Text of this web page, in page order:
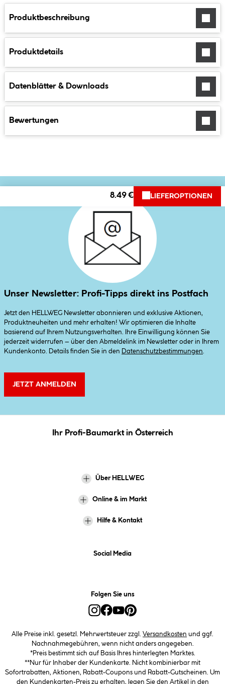
Produktbeschreibung
Produktdetails
Datenblätter & Downloads
Bewertungen
8.49 € LIEFEROPTIONEN
Unser Newsletter: Profi-Tipps direkt ins Postfach
Jetzt den HELLWEG Newsletter abonnieren und exklusive Aktionen,
Produktneuheiten und mehr erhalten! Wir optimieren die Inhalte
basierend auf Ihrem Nutzungsverhalten. Ihre Einwilligung können Sie
jederzeit widerrufen – über den Abmeldelink im Newsletter oder in Ihrem
Kundenkonto. Details finden Sie in den
Datenschutzbestimmungen
JETZT ANMELDEN
Ihr Profi-Baumarkt in Österreich
Über HELLWEG
Online & im Markt
Hilfe & Kontakt
Social Media
Folgen Sie uns
Alle Preise inkl. gesetzl. Mehrwertsteuer zzgl. Versandkosten und ggf.
Nachnahmegebühren, wenn nicht anders angegeben.
*Preis bestimmt sich auf Basis Ihres hinterlegten Marktes.
**Nur für Inhaber der Kundenkarte. Nicht kombinierbar mit
Sofortrabatten, Aktionen, Rabatt-Coupons und Rabatt-Gutscheinen. Um
den Kundenkarten-Preis zu erhalten, legen Sie den Artikel in den